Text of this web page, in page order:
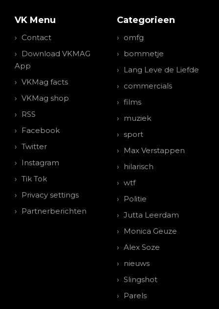
VK Menu
Contact
Download VKMAG
App
VKMag facts
VKMag shop
RSS
Facebook
Twitter
Instagram
Tik Tok
Privacy settings
Partnerberichten
Categorieen
omfg
bommetje
Lang Leve de Liefde
commercials
films
muziek
sport
Max Verstappen
hilarisch
wtf
Politie
Jutta Leerdam
Monica Geuze
Alex Soze
nieuws
Slingshot
Parels